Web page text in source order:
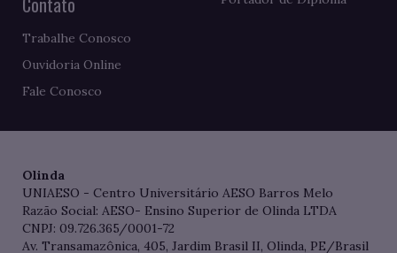
Trabalhe Conosco
Ouvidoria Online
Fale Conosco
Olinda
UNIAESO - Centro Universitário AESO Barros Melo
Razão Social: AESO- Ensino Superior de Olinda LTDA
CNPJ: 09.726.365/0001-72
Av. Transamazônica, 405, Jardim Brasil II, Olinda, PE/Brasil